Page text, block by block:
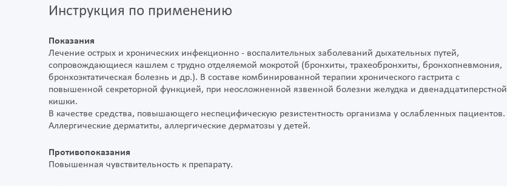
Инструкция по применению
Показания
Лечение острых и хронических инфекционно - воспалительных заболеваний дыхательных путей,
сопровождающиеся кашлем с трудно отделяемой мокротой (бронхиты, трахеобронхиты, бронхопневмония,
бронхоэктатическая болезнь и др.). В составе комбинированной терапии хронического гастрита с
повышенной секреторной функцией, при неосложненной язвенной болезни желудка и двенадцатиперстной
кишки.
В качестве средства, повышающего неспецифическую резистентность организма у ослабленных пациентов.
Аллергические дерматиты, аллергические дерматозы у детей.
Противопоказания
Повышенная чувствительность к препарату.